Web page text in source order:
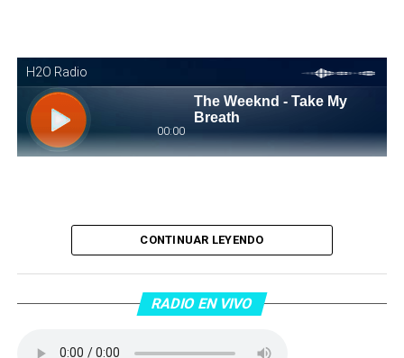
Piantaos por el Tango. Piantaos por el Tango es un
programa radiofónico semanal conducido y dirigido por
Raúl Mamone con el objetivo de difundir el Tango desde
CONTINUAR LEYENDO
RADIO EN VIVO